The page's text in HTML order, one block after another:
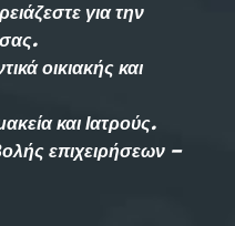
για την
οικιακής και
και Ιατρούς.
επιχειρήσεων –